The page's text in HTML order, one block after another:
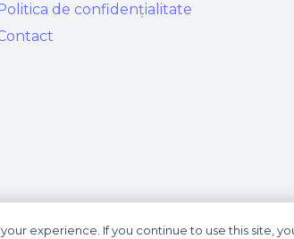
de confidențialitate
experience. If you continue to use this site,